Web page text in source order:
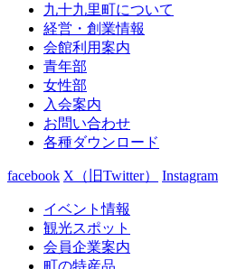
九十九里町について
経営・創業情報
会館利用案内
青年部
女性部
入会案内
お問い合わせ
各種ダウンロード
facebook X（旧Twitter） Instagram
イベント情報
観光スポット
会員企業案内
町の特産品